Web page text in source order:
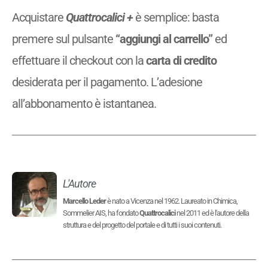
Acquistare Quattrocalici +è semplice: basta
premere sul pulsante “aggiungi al carrello”ed
effettuare il checkout con lacarta di credito
desiderata per il pagamento. L’adesione
all’abbonamento è istantanea.
L'Autore
Marcello Lederè nato a Vicenza nel 1962. Laureato in Chimica,
Sommelier AIS, ha fondatoQuattrocalicinel 2011 ed è l'autore della
struttura e del progetto del portale e di tutti i suoi contenuti.